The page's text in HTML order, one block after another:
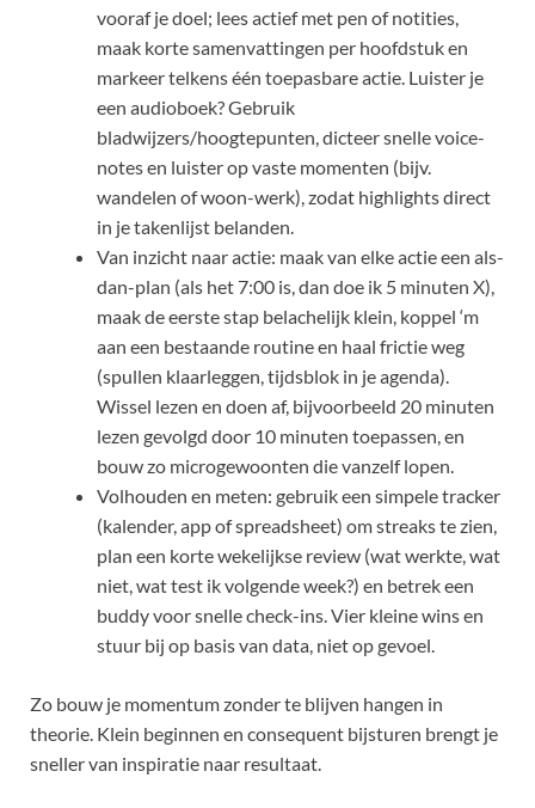
vooraf je doel; lees actief met pen of notities,
maak korte samenvattingen per hoofdstuk en
markeer telkens één toepasbare actie. Luister je
een audioboek? Gebruik
bladwijzers/hoogtepunten, dicteer snelle voice-
notes en luister op vaste momenten (bijv.
wandelen of woon-werk), zodat highlights direct
in je takenlijst belanden.
Van inzicht naar actie: maak van elke actie een als-
dan-plan (als het 7:00 is, dan doe ik 5 minuten X),
maak de eerste stap belachelijk klein, koppel ‘m
aan een bestaande routine en haal frictie weg
(spullen klaarleggen, tijdsblok in je agenda).
Wissel lezen en doen af, bijvoorbeeld 20 minuten
lezen gevolgd door 10 minuten toepassen, en
bouw zo microgewoonten die vanzelf lopen.
Volhouden en meten: gebruik een simpele tracker
(kalender, app of spreadsheet) om streaks te zien,
plan een korte wekelijkse review (wat werkte, wat
niet, wat test ik volgende week?) en betrek een
buddy voor snelle check-ins. Vier kleine wins en
stuur bij op basis van data, niet op gevoel.
Zo bouw je momentum zonder te blijven hangen in
theorie. Klein beginnen en consequent bijsturen brengt je
sneller van inspiratie naar resultaat.